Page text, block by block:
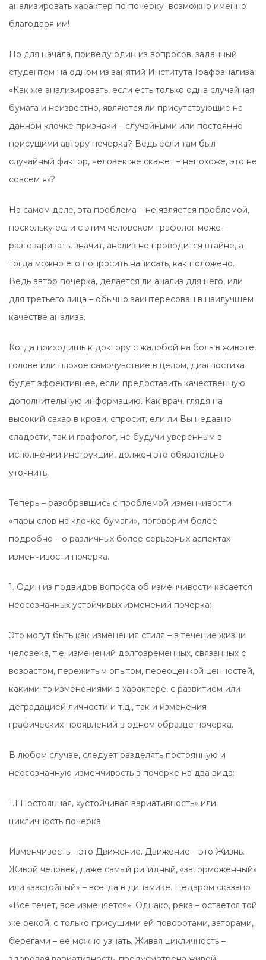
анализировать характер по почерку возможно именно
благодаря им!
Но для начала, приведу один из вопросов, заданный
студентом на одном из занятий Института Графоанализа:
«Как же анализировать, если есть только одна случайная
бумага и неизвестно, являются ли присутствующие на
данном клочке признаки – случайными или постоянно
присущими автору почерка? Ведь если там был
случайный фактор, человек же скажет – непохоже, это не
совсем я»?
На самом деле, эта проблема – не является проблемой,
поскольку если с этим человеком графолог может
разговаривать, значит, анализ не проводится втайне, а
тогда можно его попросить написать, как положено.
Ведь автор почерка, делается ли анализ для него, или
для третьего лица – обычно заинтересован в наилучшем
качестве анализа.
Когда приходишь к доктору с жалобой на боль в животе,
голове или плохое самочувствие в целом, диагностика
будет эффективнее, если предоставить качественную
дополнительную информацию. Как врач, глядя на
высокий сахар в крови, спросит, ели ли Вы недавно
сладости, так и графолог, не будучи уверенным в
исполнении инструкций, должен это обязательно
уточнить.
Теперь – разобравшись с проблемой изменчивости
«пары слов на клочке бумаги», поговорим более
подробно – о различных более серьезных аспектах
изменчивости почерка.
1. Один из подвидов вопроса об изменчивости касается
неосознанных устойчивых изменений почерка:
Это могут быть как изменения стиля – в течение жизни
человека, т.е. изменений долговременных, связанных с
возрастом, пережитым опытом, переоценкой ценностей,
какими-то изменениями в характере, с развитием или
деградацией личности и т.д., так и изменения
графических проявлений в одном образце почерка.
В любом случае, следует разделять постоянную и
неосознанную изменчивость в почерке на два вида:
1.1 Постоянная, «устойчивая вариативность» или
цикличность почерка
Изменчивость – это Движение. Движение – это Жизнь.
Живой человек, даже самый ригидный, «заторможенный»
или «застойный» – всегда в динамике. Недаром сказано
«Все течет, все изменяется». Однако, река – остается той
же рекой, с только присущими ей поворотами, заторами,
берегами – ее можно узнать. Живая цикличность –